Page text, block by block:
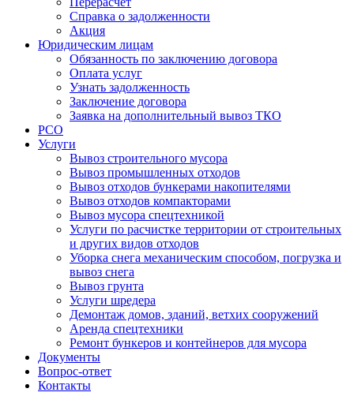
Справка о задолженности
Акция
Юридическим лицам
Обязанность по заключению договора
Оплата услуг
Узнать задолженность
Заключение договора
Заявка на дополнительный вывоз ТКО
РСО
Услуги
Вывоз строительного мусора
Вывоз промышленных отходов
Вывоз отходов бункерами накопителями
Вывоз отходов компакторами
Вывоз мусора спецтехникой
Услуги по расчистке территории от строительных
и других видов отходов
Уборка снега механическим способом, погрузка и
вывоз снега
Вывоз грунта
Услуги шредера
Демонтаж домов, зданий, ветхих сооружений
Аренда спецтехники
Ремонт бункеров и контейнеров для мусора
Документы
Вопрос-ответ
Контакты